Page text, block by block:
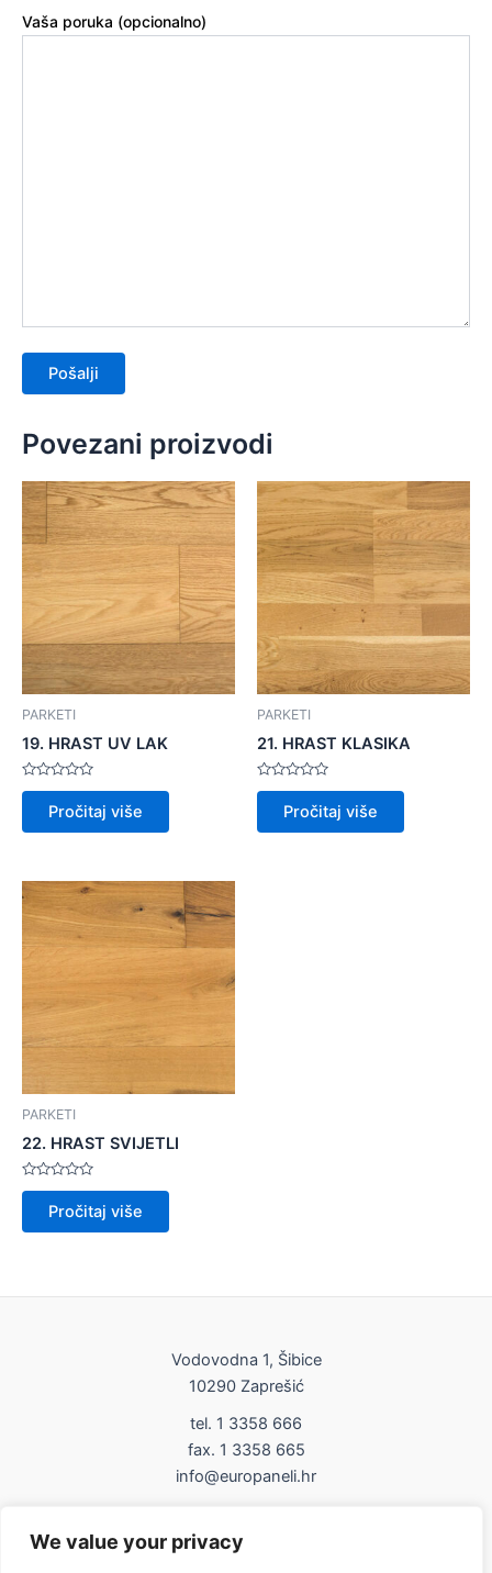
We value your privacy
Vaša poruka (opcionalno)
Povezani proizvodi
PARKETI
19. HRAST UV LAK
Ocijenjeno
5
Pročitaj više
PARKETI
21. HRAST KLASIKA
Ocijenjeno
5
Pročitaj više
PARKETI
22. HRAST SVIJETLI
Ocijenjeno
5
Pročitaj više
Vodovodna 1, Šibice
10290 Zaprešić
tel. 1 3358 666
fax. 1 3358 665
info@europaneli.hr
Uvjeti korištenja